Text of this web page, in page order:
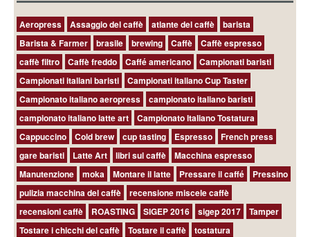
Aeropress Assaggio del caffè atlante del caffè
barista
Barista & Farmer
brasile brewing Caffè
Caffè espresso
caffè filtro
Caffè freddo Caffé americano
Campionati baristi
Campionati italiani baristi
Campionati italiano Cup Taster
Campionato italiano aeropress
campionato italiano baristi
campionato italiano latte art
Campionato Italiano Tostatura
Cappuccino
Cold brew cup tasting Espresso
French press
gare baristi
Latte Art libri sul caffè
Macchina espresso
Manutenzione
moka Montare il latte Pressare il caffé
Pressino
pulizia macchina del caffè
recensione miscele caffè
recensioni caffè
ROASTING SIGEP 2016 sigep 2017
Tamper
Tostare i chicchi del caffè
Tostare il caffè
tostatura